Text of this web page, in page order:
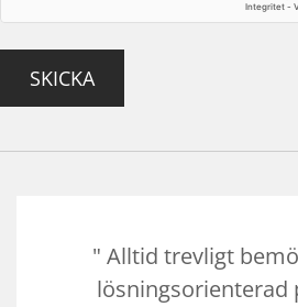
" Alltid trevligt
lösningsorienterad